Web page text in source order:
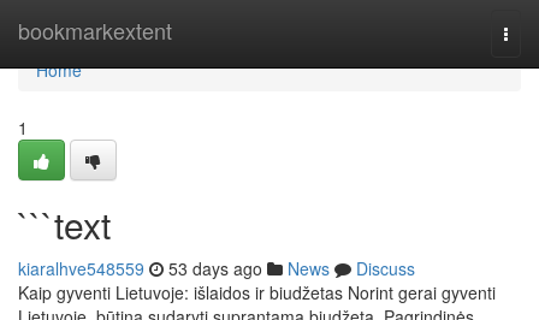
bookmarkextent
Home
Home
1
```text
kiaralhve548559 53 days ago News
Discuss
Kaip gyventi Lietuvoje: išlaidos ir biudžetas Norint gerai gyventi